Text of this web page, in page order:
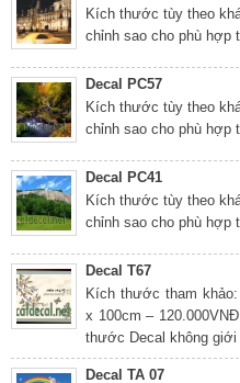
Kích thước tùy theo
chỉnh sao cho phù hợp
Decal PC57
Kích thước tùy theo
chỉnh sao cho phù hợp
Decal PC41
Kích thước tùy theo
chỉnh sao cho phù hợp
Decal T67
Kích thước tham
x 100cm –
thước Decal không giới
Decal TA 07